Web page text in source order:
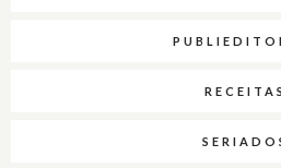
RECEITAS